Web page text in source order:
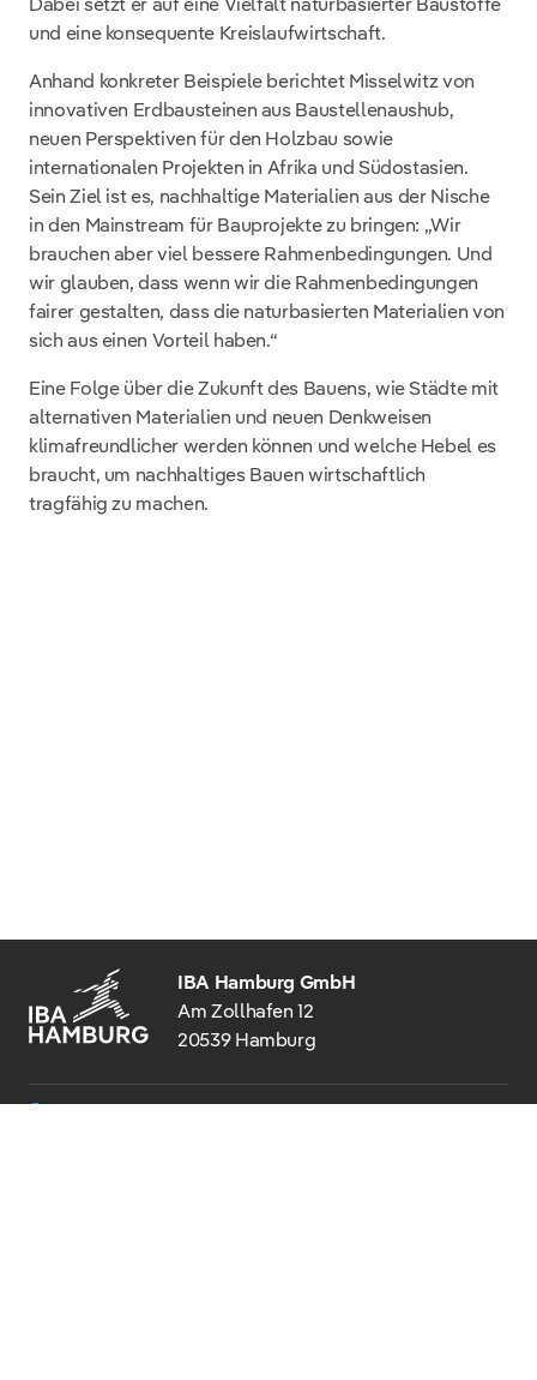
und eine konsequente Kreislaufwirtschaft.
Anhand konkreter Beispiele berichtet Misselwitz von
innovativen Erdbausteinen aus Baustellenaushub,
neuen Perspektiven für den Holzbau sowie
internationalen Projekten in Afrika und Südostasien.
Sein Ziel ist es, nachhaltige Materialien aus der Nische
in den Mainstream für Bauprojekte zu bringen: „Wir
brauchen aber viel bessere Rahmenbedingungen. Und
wir glauben, dass wenn wir die Rahmenbedingungen
fairer gestalten, dass die naturbasierten Materialien von
sich aus einen Vorteil haben.“
Eine Folge über die Zukunft des Bauens, wie Städte mit
alternativen Materialien und neuen Denkweisen
klimafreundlicher werden können und welche Hebel es
braucht, um nachhaltiges Bauen wirtschaftlich
tragfähig zu machen.
IBA Hamburg GmbH
Am Zollhafen 12
20539 Hamburg